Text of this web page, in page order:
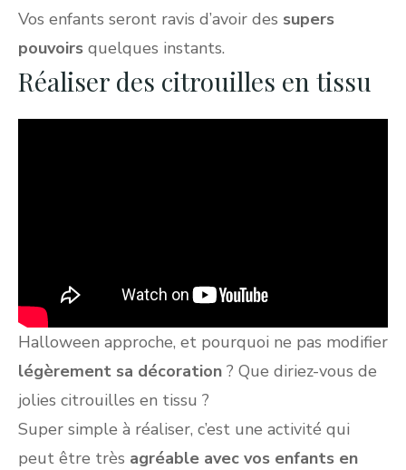
Vos enfants seront ravis d’avoir des supers
pouvoirs quelques instants.
Réaliser des citrouilles en tissu
Halloween approche, et pourquoi ne pas modifier
légèrement sa décoration ? Que diriez-vous de
jolies citrouilles en tissu ?
Super simple à réaliser, c’est une activité qui
peut être très agréable avec vos enfants en